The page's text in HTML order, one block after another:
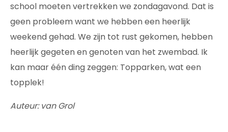
school moeten vertrekken we zondagavond. Dat is
geen probleem want we hebben een heerlijk
weekend gehad. We zijn tot rust gekomen, hebben
heerlijk gegeten en genoten van het zwembad. Ik
kan maar één ding zeggen: Topparken, wat een
topplek!
Auteur: van Grol